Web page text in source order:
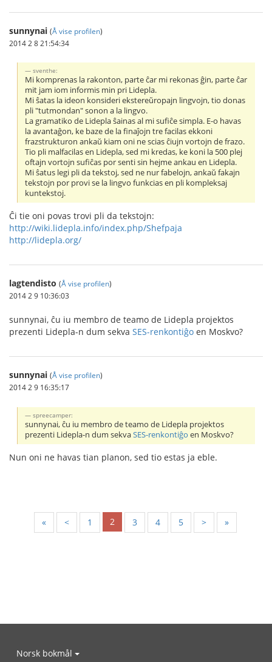
sunnynai (Å vise profilen)
2014 2 8 21:54:34
sventhe:
Mi komprenas la rakonton, parte ĉar mi rekonas ĝin, parte ĉar
mit jam iom informis min pri Lidepla.
Mi ŝatas la ideon konsideri ekstereŭropajn lingvojn, tio donas
pli "tutmondan" sonon a la lingvo.
La gramatiko de Lidepla ŝainas al mi sufiĉe simpla. E-o havas
la avantaĝon, ke baze de la finaĵojn tre facilas ekkoni
frazstrukturon ankaŭ kiam oni ne scias ĉiujn vortojn de frazo.
Tio pli malfacilas en Lidepla, sed mi kredas, ke koni la 500 plej
oftajn vortojn sufiĉas por senti sin hejme ankau en Lidepla.
Mi ŝatus legi pli da tekstoj, sed ne nur fabelojn, ankaŭ fakajn
tekstojn por provi se la lingvo funkcias en pli kompleksaj
kuntekstoj.
Ĉi tie oni povas trovi pli da tekstojn:
http://wiki.lidepla.info/index.php/Shefpaja
http://lidepla.org/
lagtendisto (Å vise profilen)
2014 2 9 10:36:03
sunnynai, ĉu iu membro de teamo de Lidepla projektos
prezenti Lidepla-n dum sekva SES-renkontiĝo en Moskvo?
sunnynai (Å vise profilen)
2014 2 9 16:35:17
spreecamper:
sunnynai, ĉu iu membro de teamo de Lidepla projektos
prezenti Lidepla-n dum sekvaSES-renkontiĝo en Moskvo?
Nun oni ne havas tian planon, sed tio estas ja eble.
« < 1 2 3 4 5 > »
Norsk bokmål